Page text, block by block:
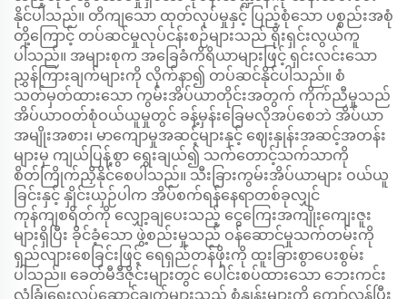
နိုင်ပါသည်။ တိကျသော ထုတ်လုပ်မှုနှင့် ပြည့်စုံသော ပစ္စည်းအစုံ
တို့ကြောင့် တပ်ဆင်မှုလုပ်ငန်းစဉ်များသည် ရိုးရှင်းလွယ်ကူ
ပါသည်။ အများစုက အခြေခံကိရိယာများဖြင့် ရှင်းလင်းသော
ညွှန်ကြားချက်များကို လိုက်နာ၍ တပ်ဆင်နိုင်ပါသည်။ စံ
သတ်မှတ်ထားသော ကွမ်းအိပ်ယာတိုင်းအတွက် ကိုက်ညီမှုသည်
အိပ်ယာဝတ်စုံဝယ်ယူမှုတွင် ခန့်မှန်းခြေမလိုအပ်စေဘဲ အိပ်ယာ
အမျိုးအစား၊ မာကျောမှုအဆင့်များနှင့် ဈေးနှုန်းအဆင့်အတန်း
များမှ ကျယ်ပြန့်စွာ ရွေးချယ်၍ သက်တောင့်သက်သာကို
စိတ်ကြိုက်ညှိနိုင်စေပါသည်။ သီးခြားကွမ်းအိပ်ယာများ ဝယ်ယူ
ခြင်းနှင့် နှိုင်းယှဉ်ပါက အိပ်စက်ရန်နေရာတစ်ခုလျှင်
ကုန်ကျစရိတ်ကို လျှော့ချပေးသည့် ငွေကြေးအကျိုးကျေးဇူး
များရှိပြီး ခိုင်ခံ့သော ဖွဲ့စည်းမှုသည် ဝန်ဆောင်မှုသက်တမ်းကို
ရှည်လျားစေခြင်းဖြင့် ရေရှည်တန်ဖိုးကို ထူးခြားစွာပေးစွမ်း
ပါသည်။ ခေတ်မီဒီဇိုင်းများတွင် ပေါင်းစပ်ထားသော ဘေးကင်း
လုံခြုံရေးလုပ်ဆောင်ချက်များသည် စံနှုန်းများကို ကျော်လွန်ပြီး